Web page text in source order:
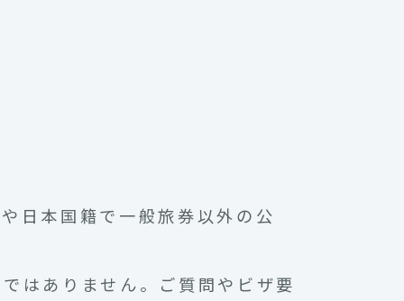
日本国籍で一般旅券以外の公
はありません。ご質問やビザ要